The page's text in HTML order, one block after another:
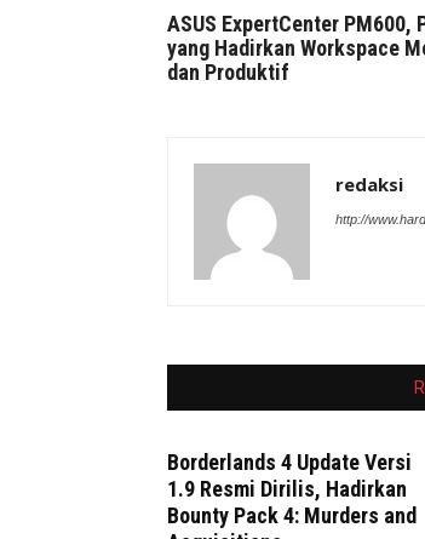
ASUS ExpertCenter PM600,
yang Hadirkan Workspace
dan Produktif
redaksi
http://
Borderlands 4 Update Versi
1.9 Resmi Dirilis, Hadirkan
Bounty Pack 4: Murders and